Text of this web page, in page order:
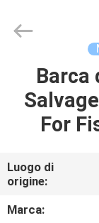
CASA
PRODOTTI
MOSTRA
VR
Products
Barca
For
Luogo di
origine:
Marca: